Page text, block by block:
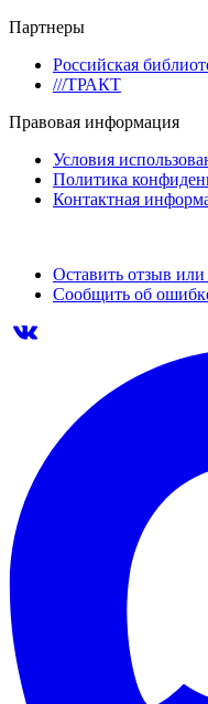
Партнеры
Российская
///ТРАКТ
Правовая информация
Условия
Политика
Контактная
Оставить отзыв
Сообщить об